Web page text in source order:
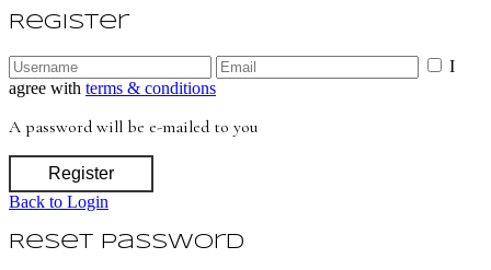
Register
I
agree with terms & conditions
A password will be e-mailed to you
Register
Back to Login
Reset Password